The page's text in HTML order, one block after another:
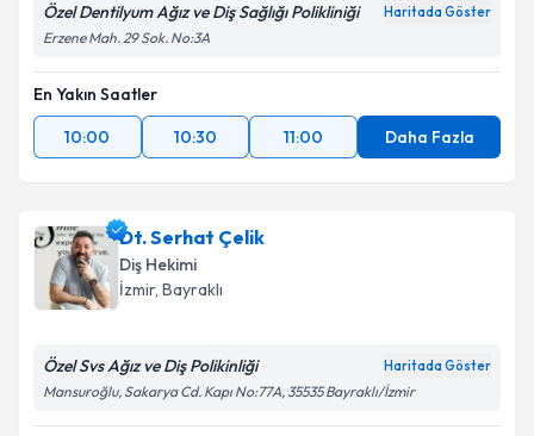
Özel Dentilyum Ağız ve Diş Sağlığı Polikliniği Haritada Göster
Erzene Mah. 29 Sok. No:3A
En Yakın Saatler
10:00
10:30 11:00 Daha Fazla
Dt. Serhat Çelik
Diş Hekimi
İzmir, Bayraklı
Özel Svs Ağız ve Diş Polikinliği Haritada Göster
Mansuroğlu, Sakarya Cd. Kapı No:77A, 35535 Bayraklı/İzmir